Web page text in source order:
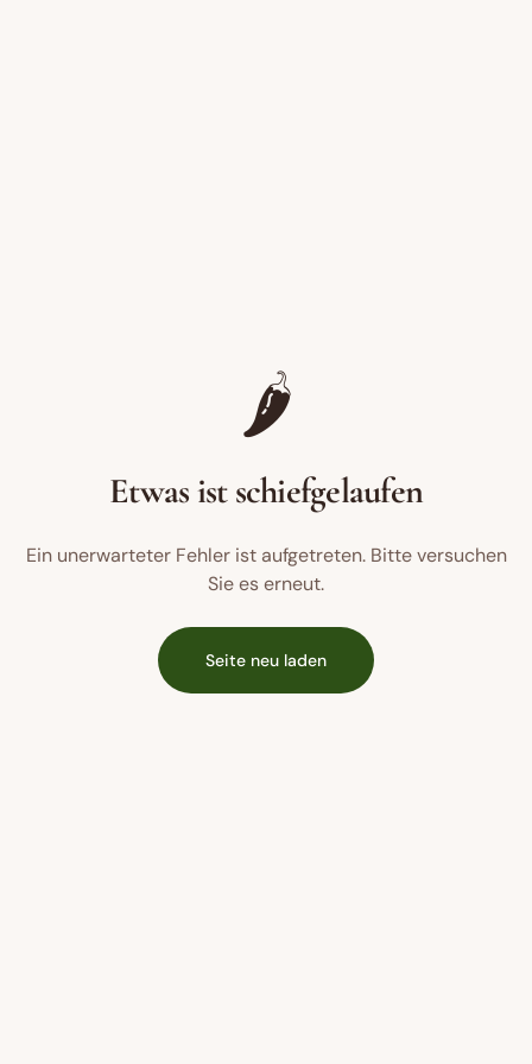
🌶️
Etwas ist schiefgelaufen
Ein unerwarteter Fehler ist aufgetreten. Bitte versuchen
Sie es erneut.
Seite neu laden